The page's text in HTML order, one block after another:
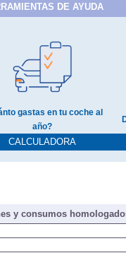
DE AYUDA
gastas en tu coche al
año?
CALCULADORA
y consumos